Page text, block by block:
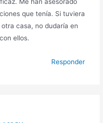
que tenía. Si tuviera
casa, no dudaría en
ellos.
Responder